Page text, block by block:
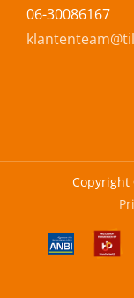
06-30086167